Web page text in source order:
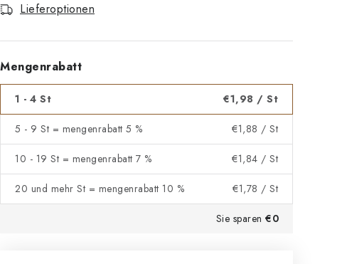
Lieferoptionen
Mengenrabatt
1 - 4 St €1,98 / St
5 - 9 St = mengenrabatt 5 % €1,88 / St
10 - 19 St = mengenrabatt 7 % €1,84 / St
20 und mehr St = mengenrabatt 10 % €1,78 / St
Sie sparen €0